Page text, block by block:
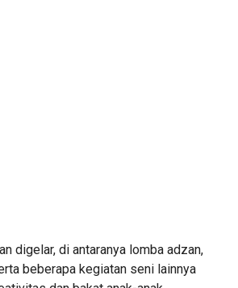
digelar, di antaranya lomba adzan,
beberapa kegiatan seni lainnya